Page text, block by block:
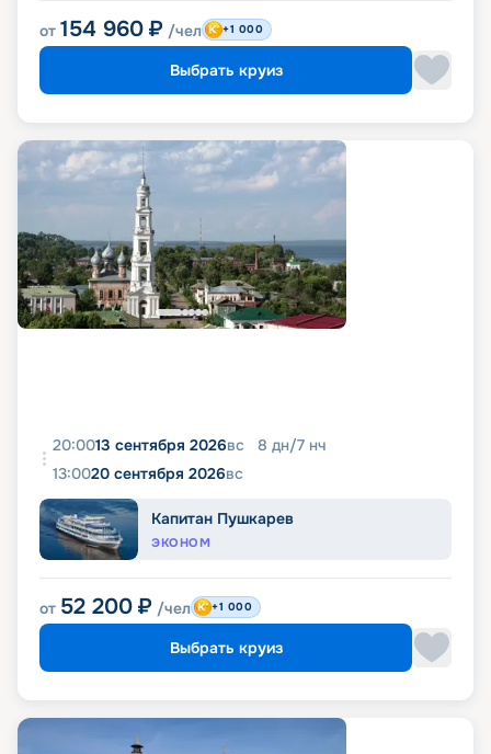
от 154 960 ₽ /чел +1 000
Выбрать круиз
20:0013 сентября 2026вс 8 дн/7 нч
13:0020 сентября 2026вс
Капитан Пушкарев
ЭКОНОМ
от 52 200 ₽ /чел +1 000
Выбрать круиз